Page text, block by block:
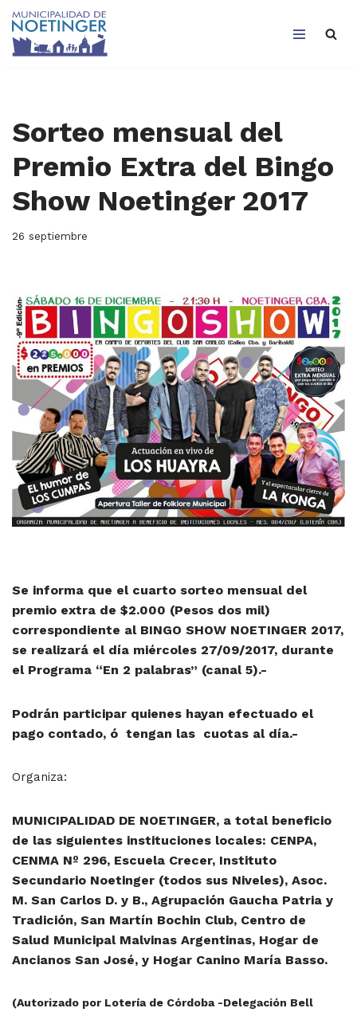
Saltar
Sorteo mensual del
Premio Extra del Bingo
Show Noetinger 2017
26 septiembre
Se informa que el cuarto sorteo mensual del
premio extra de $2.000 (Pesos dos mil)
correspondiente al BINGO SHOW NOETINGER 2017,
se realizará el día miércoles 27/09/2017, durante
el Programa “En 2 palabras” (canal 5).-
Podrán participar quienes hayan efectuado el
pago contado, ó tengan las cuotas al día.-
Organiza:
MUNICIPALIDAD DE NOETINGER, a total beneficio
de las siguientes instituciones locales: CENPA,
CENMA Nº 296, Escuela Crecer, Instituto
Secundario Noetinger (todos sus Niveles), Asoc.
M. San Carlos D. y B., Agrupación Gaucha Patria y
Tradición, San Martín Bochin Club, Centro de
Salud Municipal Malvinas Argentinas, Hogar de
Ancianos San José, y Hogar Canino María Basso.
(Autorizado por Lotería de Córdoba -Delegación Bell